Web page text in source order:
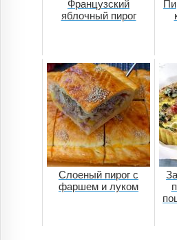
Французский
яблочный пирог
Слоеный пирог с
фаршем и луком